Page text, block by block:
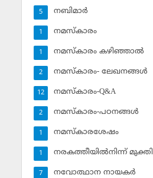
നബിമാര്‍
5
നമസ്‌കാരം
1
നമസ്‌കാരം കഴിഞ്ഞാല്‍
1
നമസ്‌കാരം- ലേഖനങ്ങള്‍
2
നമസ്‌കാരം-Q&A
12
നമസ്‌കാരം-പഠനങ്ങള്‍
2
നമസ്‌കാരശേഷം
1
നരകത്തീയില്‍നിന്ന് മുക്തി
1
നവോത്ഥാന നായകര്‍
7